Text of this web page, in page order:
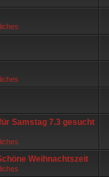
Samstag 7.3 gesucht
Weihnachtszeit